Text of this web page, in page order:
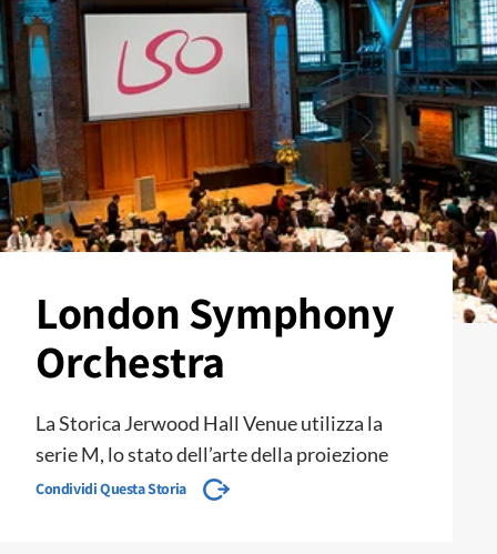
London Symphony
Orchestra
La Storica Jerwood Hall Venue utilizza la
serie M, lo stato dell’arte della proiezione
Condividi Questa Storia